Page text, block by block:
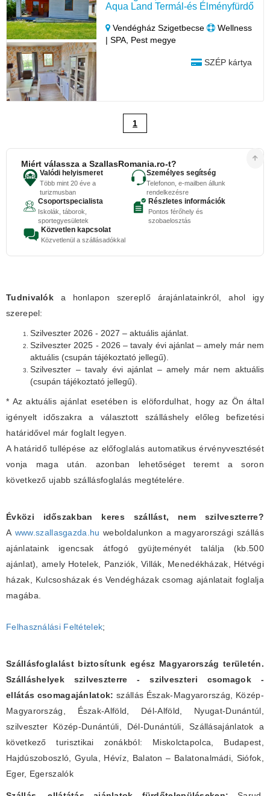
Aqua Land Termál-és Élményfürdő
Vendégház Szigetbecse
Wellness
| SPA, Pest megye
SZÉP kártya
1
Miért válassza a SzallasRomania.ro-t?
Valódi helyismeret
Több mint 20 éve a
turizmusban
Személyes segítség
Telefonon, e-mailben állunk
rendelkezésre
Csoportspecialista
Iskolák, táborok,
sportegyesületek
Részletes információk
Pontos férőhely és
szobaelosztás
Közvetlen kapcsolat
Közvetlenül a szállásadókkal
Tudnivalók a honlapon szereplő árajánlatainkról, ahol igy
szerepel:
Szilveszter 2026 - 2027 – aktuális ajánlat.
Szilveszter 2025 - 2026 – tavaly évi ajánlat – amely már nem
aktuális (csupán tájékoztató jellegű).
Szilveszter – tavaly évi ajánlat – amely már nem aktuális
(csupán tájékoztató jellegű).
* Az aktuális ajánlat esetében is elöfordulhat, hogy az Ön által
igényelt időszakra a választott szálláshely előleg befizetési
határidővel már foglalt legyen.
A határidő tullépése az előfoglalás automatikus érvényvesztését
vonja maga után. azonban lehetőséget teremt a soron
következő ujabb szállásfoglalás megtételére.
Évközi időszakban keres szállást, nem szilveszterre?
A www.szallasgazda.hu weboldalunkon a magyarországi szállás
ajánlataink igencsak átfogó gyüjteményét találja (kb.500
ajánlat), amely Hotelek, Panziók, Villák, Menedékházak, Hétvégi
házak, Kulcsosházak és Vendégházak csomag ajánlatait foglalja
magába.
Felhasználási Feltételek;
Szállásfoglalást biztosítunk egész Magyarország területén.
Szálláshelyek szilveszterre - szilveszteri csomagok -
ellátás csomagajánlatok: szállás Észak-Magyarország, Közép-
Magyarország, Észak-Alföld, Dél-Alföld, Nyugat-Dunántúl,
szilveszter Közép-Dunántúli, Dél-Dunántúli, Szállásajánlatok a
következő turisztikai zonákból: Miskolctapolca, Budapest,
Hajdúszoboszló, Gyula, Hévíz, Balaton – Balatonalmádi, Siófok,
Eger, Egerszalók